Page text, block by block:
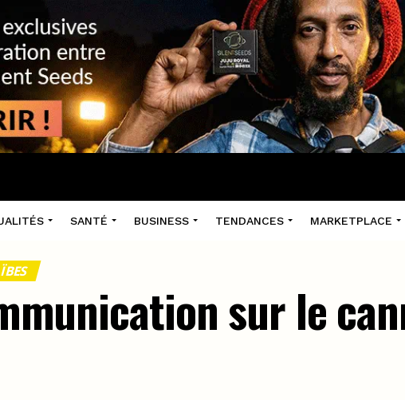
SANTÉ BUSINESS TENDANCES MARKETPLACE
sur le